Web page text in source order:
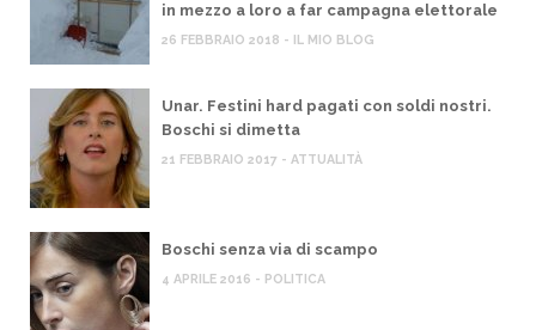
in mezzo a loro a far campagna elettorale
26 FEBBRAIO 2018 - IL MIO BLOG
Unar. Festini hard pagati con soldi nostri.
Boschi si dimetta
21 FEBBRAIO 2017 - ATTUALITÀ
Boschi senza via di scampo
4 APRILE 2016 - POLITICA